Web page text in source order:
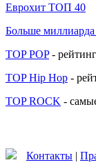
Еврохит ТОП 40
Больше
TOP POP-
TOP Hip Hop -
TOP ROCK -
Контакты |